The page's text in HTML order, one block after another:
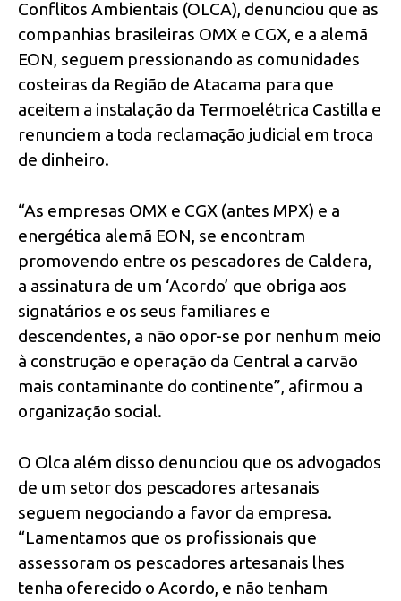
Conflitos Ambientais (OLCA), denunciou que as
companhias brasileiras OMX e CGX, e a alemã
EON, seguem pressionando as comunidades
costeiras da Região de Atacama para que
aceitem a instalação da Termoelétrica Castilla e
renunciem a toda reclamação judicial em troca
de dinheiro.
“As empresas OMX e CGX (antes MPX) e a
energética alemã EON, se encontram
promovendo entre os pescadores de Caldera,
a assinatura de um ‘Acordo’ que obriga aos
signatários e os seus familiares e
descendentes, a não opor-se por nenhum meio
à construção e operação da Central a carvão
mais contaminante do continente”, afirmou a
organização social.
O Olca além disso denunciou que os advogados
de um setor dos pescadores artesanais
seguem negociando a favor da empresa.
“Lamentamos que os profissionais que
assessoram os pescadores artesanais lhes
tenha oferecido o Acordo, e não tenham